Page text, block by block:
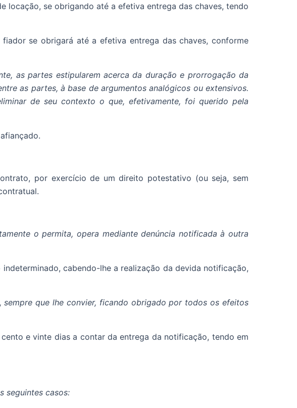
se obrigando até a efetiva entrega das chaves, tendo
se obrigará até a efetiva entrega das chaves, conforme
as partes estipularem acerca da duração e prorrogação da
as partes, à base de argumentos analógicos ou extensivos.
de seu contexto o que, efetivamente, foi querido pela
por exercício de um direito potestativo (ou seja, sem
o permita, opera mediante denúncia notificada à outra
cabendo-lhe a realização da devida notificação,
que lhe convier, ficando obrigado por todos os efeitos
e vinte dias a contar da entrega da notificação, tendo em
seguintes casos: